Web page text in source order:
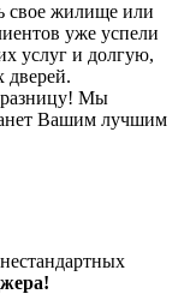
свое жилище или
уже успели
услуг и долгую,
дверей.
разницу! Мы
Вашим лучшим